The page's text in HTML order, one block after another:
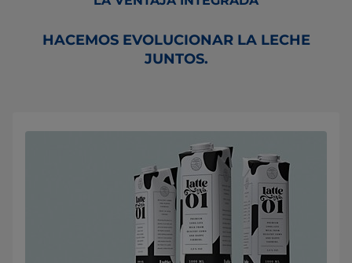
HACEMOS EVOLUCIONAR LA LECHE
JUNTOS.